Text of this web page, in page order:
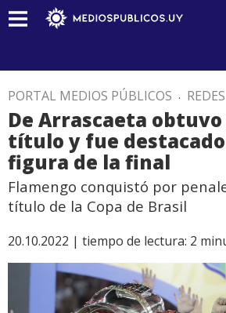
PORTAL MEDIOS PÚBLICOS . REDES
De Arrascaeta
título y fue
figura de la final
Flamengo conquistó por
título de la Copa de Brasil
20.10.2022 | tiempo de lectura: 2